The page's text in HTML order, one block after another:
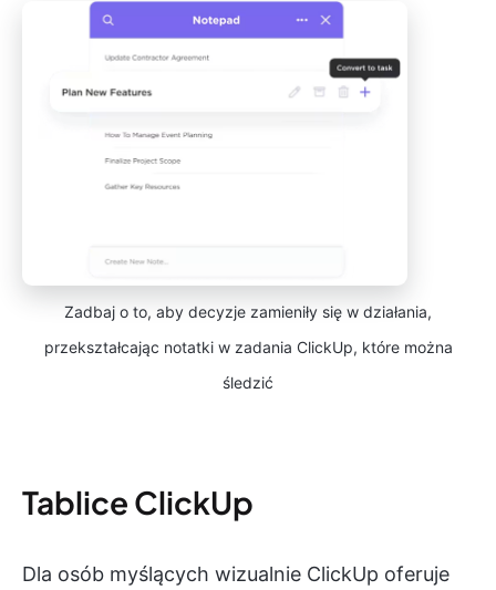
Zadbaj o to, aby decyzje zamieniły się w działania,
przekształcając notatki w zadania ClickUp, które można
śledzić
Tablice ClickUp
Dla osób myślących wizualnie ClickUp oferuje